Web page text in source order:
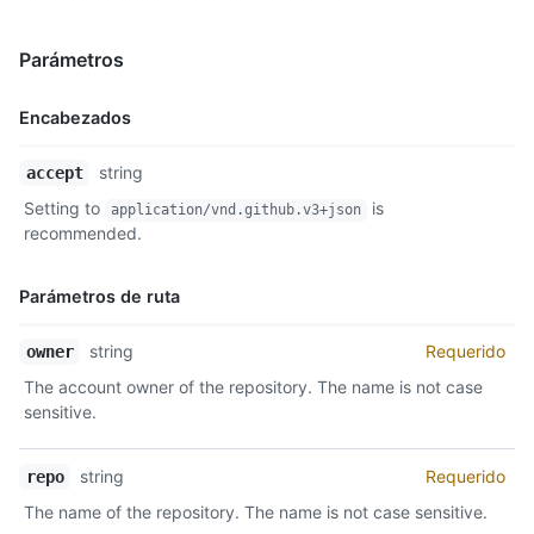
Parámetros
Encabezados
Nombre,
Descripción
accept
string
Setting to
application/vnd.github.v3+json
is
recommended.
Parámetros de ruta
Nombre,
Descripción
owner string
Requerido
The account owner of the repository. The name is not case
sensitive.
repo string
Requerido
The name of the repository. The name is not case sensitive.